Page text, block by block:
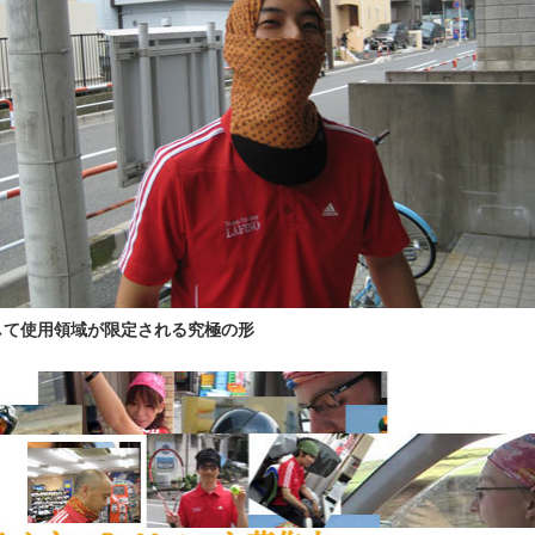
使用領域が限定される究極の形